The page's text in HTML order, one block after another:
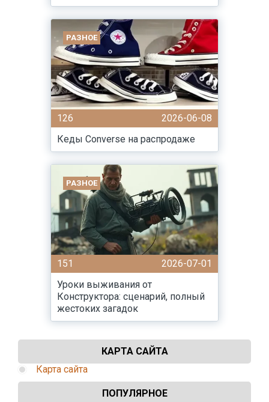
РАЗНОЕ
126
2026-06-08
Кеды Converse на распродаже
РАЗНОЕ
151
2026-07-01
Уроки выживания от
Конструктора: сценарий, полный
жестоких загадок
КАРТА САЙТА
Карта сайта
ПОПУЛЯРНОЕ